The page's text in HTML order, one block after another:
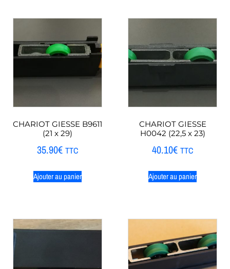
CHARIOT GIESSE B9611
(21 x 29)
35.90€ TTC
Ajouter au panier
CHARIOT GIESSE
H0042 (22,5 x 23)
40.10€ TTC
Ajouter au panier